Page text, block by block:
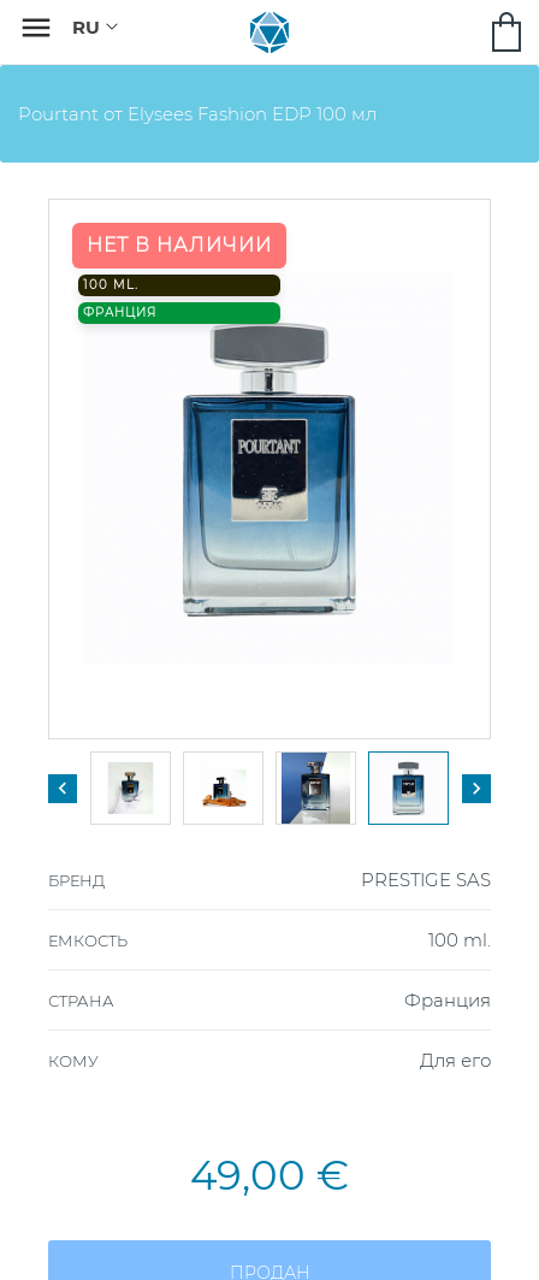

Pourtant от Elysees Fashion EDP 100 мл
НЕТ В НАЛИЧИИ
100 ML.
ФРАНЦИЯ
 
БРЕНД PRESTIGE SAS
ЕМКОСТЬ 100 ml.
СТРАНА Франция
КОМУ Для его
49,00 €
ПРОДАН